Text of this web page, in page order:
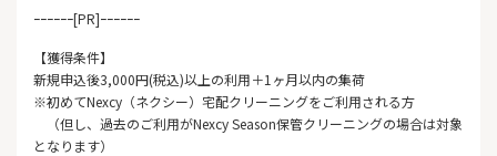
ｰｰｰｰｰｰ[PR]ｰｰｰｰｰｰ
【獲得条件】
新規申込後3,000円(税込)以上の利用＋1ヶ月以内の集荷
※初めてNexcy（ネクシー）宅配クリーニングをご利用される方
（但し、過去のご利用がNexcy Season保管クリーニングの場合は対象
となります）